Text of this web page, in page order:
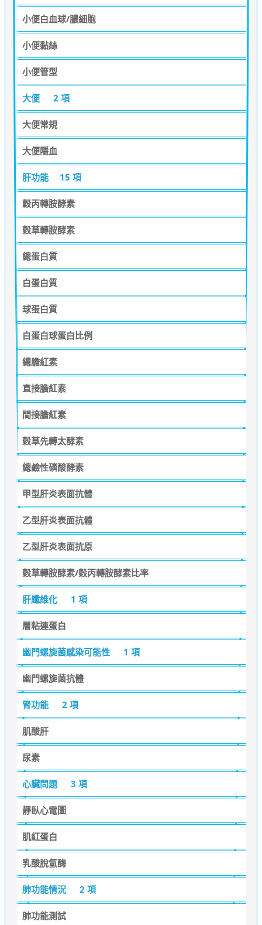
小便白血球/膿細胞
小便黏絲
小便管型
大便 2 項
大便常規
大便隱血
肝功能 15 項
穀丙轉胺酵素
穀草轉胺酵素
總蛋白質
白蛋白質
球蛋白質
白蛋白球蛋白比例
總膽紅素
直接膽紅素
間接膽紅素
穀草先轉太酵素
總鹼性磷酸酵素
甲型肝炎表面抗體
乙型肝炎表面抗體
乙型肝炎表面抗原
穀草轉胺酵素/穀丙轉胺酵素比率
肝纖維化 1 項
層粘連蛋白
幽門螺旋菌感染可能性 1 項
幽門螺旋菌抗體
腎功能 2 項
肌酸肝
尿素
心臟問題 3 項
靜臥心電圖
肌紅蛋白
乳酸脫氫酶
肺功能情況 2 項
肺功能測試